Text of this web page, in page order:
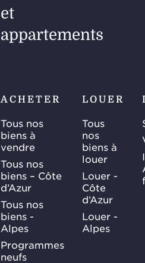
et
appartements
ACHETER
Tous nos
biens à
vendre
Tous nos
biens – Côte
d’Azur
Tous nos
biens -
Alpes
Programmes
neufs
LOUER
Tous
nos
biens à
louer
Louer -
Côte
d’Azur
Louer -
Alpes